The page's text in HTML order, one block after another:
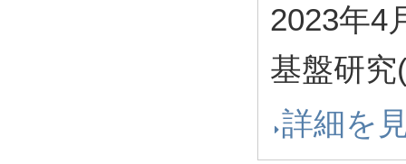
2023年4
基盤研究
詳細を